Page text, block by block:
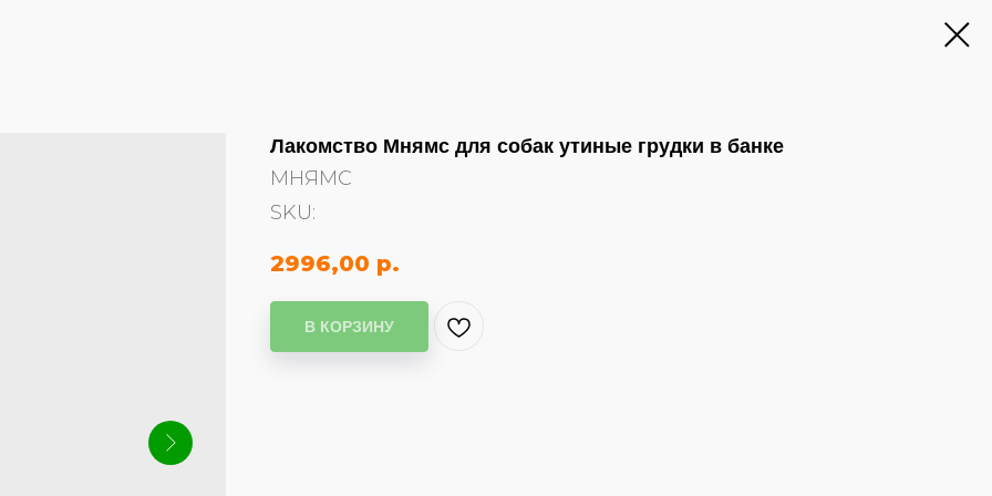
Лакомство Мнямс для собак утиные грудки в банке
МНЯМС
SKU:
2996,00 р.
В КОРЗИНУ